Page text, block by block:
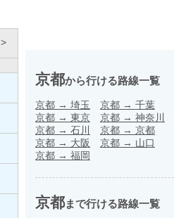
京都から行ける路線一覧
京都 → 埼玉 京都 → 千葉
京都 → 東京 京都 → 神奈川
京都 → 石川 京都 → 京都
京都 → 大阪 京都 → 山口
京都 → 福岡
京都まで行ける路線一覧